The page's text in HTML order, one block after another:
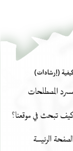
(إرشادات)
المصطلحات
تبحث في موقعنا؟
الصفحة الرئيسة